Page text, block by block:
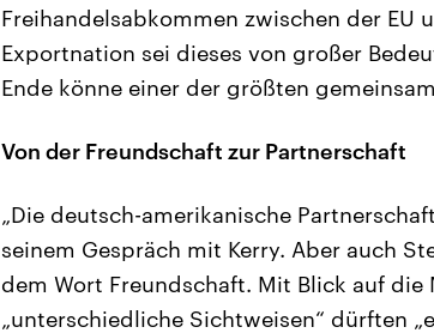
Freihandelsabkommen zwischen der EU
Exportnation sei dieses von großer
Ende könne einer der größten
Von der Freundschaft zur Partnerschaft
„Die deutsch-amerikanische
seinem Gespräch mit Kerry. Aber auch
dem Wort Freundschaft. Mit Blick auf die
„unterschiedliche Sichtweisen“ dürften